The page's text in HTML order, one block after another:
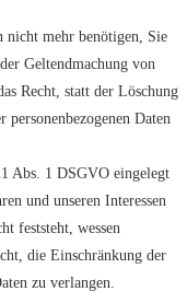
nicht mehr benötigen, Sie
Geltendmachung von
Recht, statt der Löschung
Daten
Abs. 1 DSGVO eingelegt
und unseren Interessen
feststeht, wessen
die Einschränkung der
zu verlangen.